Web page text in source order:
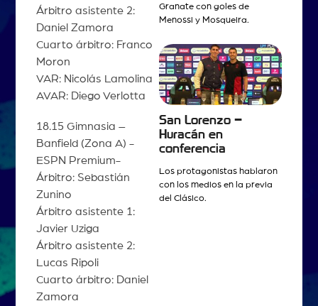
Árbitro asistente 2:
Daniel Zamora
Cuarto árbitro: Franco
Moron
VAR: Nicolás Lamolina
AVAR: Diego Verlotta
18.15 Gimnasia –
Banfield (Zona A) -
ESPN Premium-
Árbitro: Sebastián
Zunino
Árbitro asistente 1:
Javier Uziga
Árbitro asistente 2:
Lucas Ripoli
Cuarto árbitro: Daniel
Zamora
Granate con goles de
Menossi y Mosqueira.
San Lorenzo –
Huracán en
conferencia
Los protagonistas hablaron
con los medios en la previa
del Clásico.